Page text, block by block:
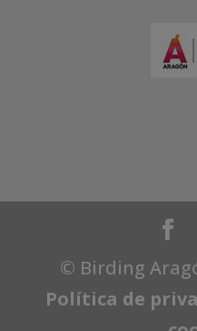
© Birding
Política de